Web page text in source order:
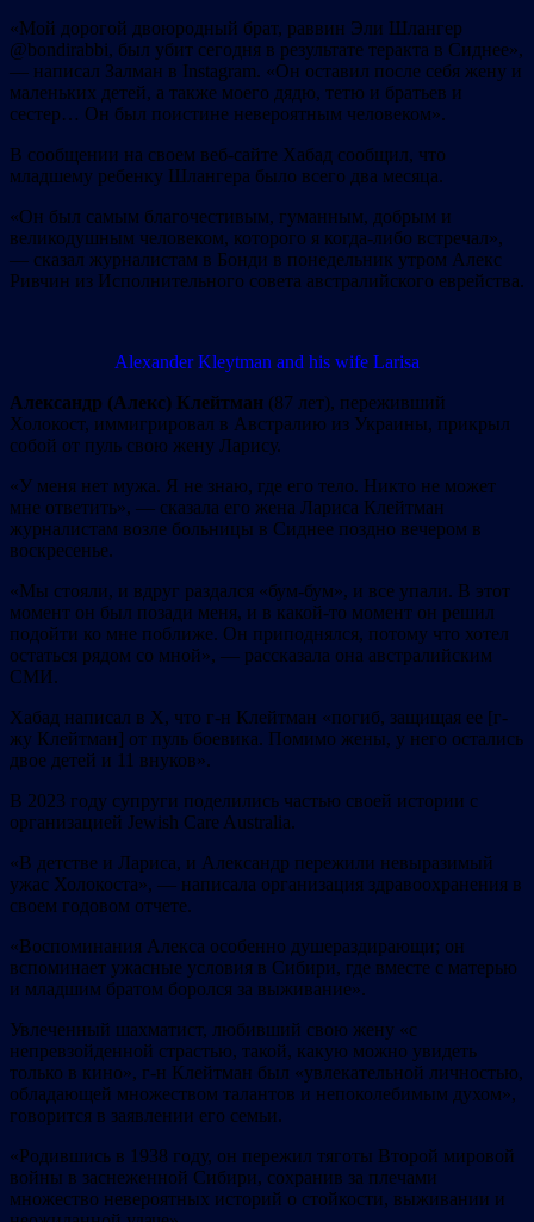
«Мой дорогой двоюродный брат, раввин Эли Шлангер
@bondirabbi, был убит сегодня в результате теракта в Сиднее»,
— написал Залман в Instagram. «Он оставил после себя жену и
маленьких детей, а также моего дядю, тетю и братьев и
сестер… Он был поистине невероятным человеком».
В сообщении на своем веб-сайте Хабад сообщил, что
младшему ребенку Шлангера было всего два месяца.
«Он был самым благочестивым, гуманным, добрым и
великодушным человеком, которого я когда-либо встречал»,
— сказал журналистам в Бонди в понедельник утром Алекс
Ривчин из Исполнительного совета австралийского еврейства.
Alexander Kleytman and his wife Larisa
Александр (Алекс) Клейтман (87 лет), переживший
Холокост, иммигрировал в Австралию из Украины, прикрыл
собой от пуль свою жену Ларису.
«У меня нет мужа. Я не знаю, где его тело. Никто не может
мне ответить», — сказала его жена Лариса Клейтман
журналистам возле больницы в Сиднее поздно вечером в
воскресенье.
«Мы стояли, и вдруг раздался «бум-бум», и все упали. В этот
момент он был позади меня, и в какой-то момент он решил
подойти ко мне поближе. Он приподнялся, потому что хотел
остаться рядом со мной», — рассказала она австралийским
СМИ.
Хабад написал в X, что г-н Клейтман «погиб, защищая ее [г-
жу Клейтман] от пуль боевика. Помимо жены, у него остались
двое детей и 11 внуков».
В 2023 году супруги поделились частью своей истории с
организацией Jewish Care Australia.
«В детстве и Лариса, и Александр пережили невыразимый
ужас Холокоста», — написала организация здравоохранения в
своем годовом отчете.
«Воспоминания Алекса особенно душераздирающи; он
вспоминает ужасные условия в Сибири, где вместе с матерью
и младшим братом боролся за выживание».
Увлеченный шахматист, любивший свою жену «с
непревзойденной страстью, такой, какую можно увидеть
только в кино», г-н Клейтман был «увлекательной личностью,
обладающей множеством талантов и непоколебимым духом»,
говорится в заявлении его семьи.
«Родившись в 1938 году, он пережил тяготы Второй мировой
войны в заснеженной Сибири, сохранив за плечами
множество невероятных историй о стойкости, выживании и